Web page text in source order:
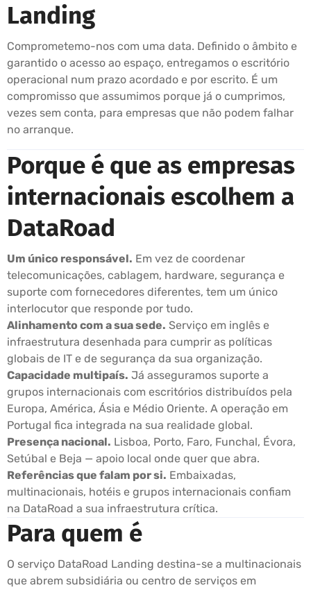
Landing
Comprometemo-nos com uma data. Definido o âmbito e
garantido o acesso ao espaço, entregamos o escritório
operacional num prazo acordado e por escrito. É um
compromisso que assumimos porque já o cumprimos,
vezes sem conta, para empresas que não podem falhar
no arranque.
Porque é que as empresas
internacionais escolhem a
DataRoad
Um único responsável. Em vez de coordenar
telecomunicações, cablagem, hardware, segurança e
suporte com fornecedores diferentes, tem um único
interlocutor que responde por tudo.
Alinhamento com a sua sede. Serviço em inglês e
infraestrutura desenhada para cumprir as políticas
globais de IT e de segurança da sua organização.
Capacidade multipaís. Já asseguramos suporte a
grupos internacionais com escritórios distribuídos pela
Europa, América, Ásia e Médio Oriente. A operação em
Portugal fica integrada na sua realidade global.
Presença nacional. Lisboa, Porto, Faro, Funchal, Évora,
Setúbal e Beja — apoio local onde quer que abra.
Referências que falam por si. Embaixadas,
multinacionais, hotéis e grupos internacionais confiam
na DataRoad a sua infraestrutura crítica.
Para quem é
O serviço DataRoad Landing destina-se a multinacionais
que abrem subsidiária ou centro de serviços em